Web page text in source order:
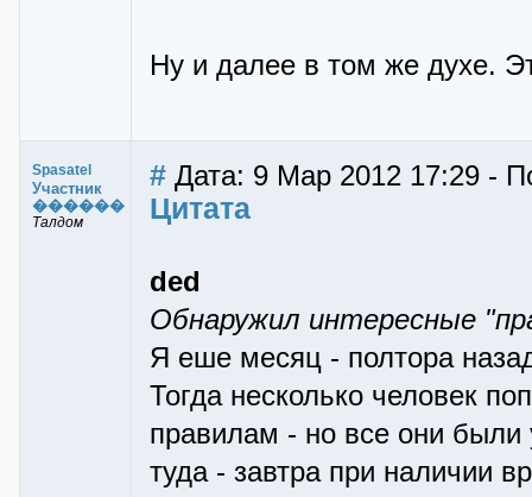
Ну и далее в том же духе.
Spasatel
Участник
������
Талдом
# Дата: 9 Мар 2012 17:29 -
Цитата
ded
Обнаружил интересные
Я еше месяц - полтора
Тогда несколько человек
правилам - но все они были
туда - завтра при наличии